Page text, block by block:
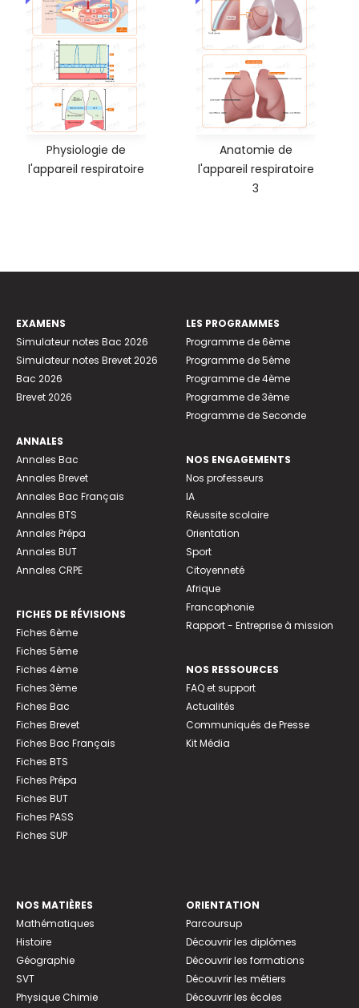
Physiologie de
l'appareil respiratoire
Anatomie de
l'appareil respiratoire
3
EXAMENS
Simulateur notes Bac 2026
Simulateur notes Brevet 2026
Bac 2026
Brevet 2026
ANNALES
Annales Bac
Annales Brevet
Annales Bac Français
Annales BTS
Annales Prépa
Annales BUT
Annales CRPE
FICHES DE RÉVISIONS
Fiches 6ème
Fiches 5ème
Fiches 4ème
Fiches 3ème
Fiches Bac
Fiches Brevet
Fiches Bac Français
Fiches BTS
Fiches Prépa
Fiches BUT
Fiches PASS
Fiches SUP
LES PROGRAMMES
Programme de 6ème
Programme de 5ème
Programme de 4ème
Programme de 3ème
Programme de Seconde
NOS ENGAGEMENTS
Nos professeurs
IA
Réussite scolaire
Orientation
Sport
Citoyenneté
Afrique
Francophonie
Rapport - Entreprise à mission
NOS RESSOURCES
FAQ et support
Actualités
Communiqués de Presse
Kit Média
NOS MATIÈRES
Mathématiques
Histoire
Géographie
SVT
Physique Chimie
ORIENTATION
Parcoursup
Découvrir les diplômes
Découvrir les formations
Découvrir les métiers
Découvrir les écoles